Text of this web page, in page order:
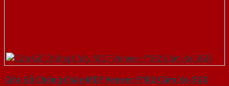
Cửa Gỗ Chống Cháy MDF Veneer P1R2 Căm Xe-SGD